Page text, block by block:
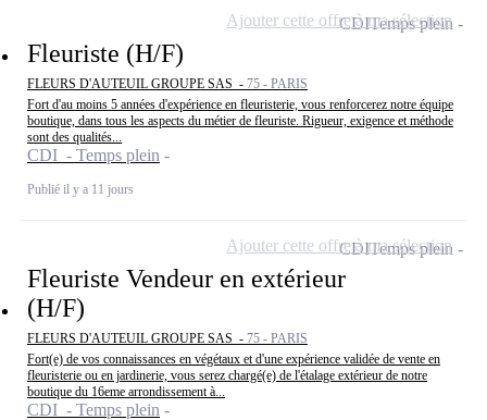
Fleuriste (H/F)
FLEURS D'AUTEUIL GROUPE SAS - 75 - PARIS
Fort d'au moins 5 années d'expérience en fleuristerie, vous renforcerez notre équipe
boutique, dans tous les aspects du métier de fleuriste. Rigueur, exigence et méthode
sont des qualités...
CDI - Temps plein
Publié il y a 11 jours
CDITemps plein
Ajouter cette offre à ma sélection
Fleuriste Vendeur en extérieur
(H/F)
FLEURS D'AUTEUIL GROUPE SAS - 75 - PARIS
Fort(e) de vos connaissances en végétaux et d'une expérience validée de vente en
fleuristerie ou en jardinerie, vous serez chargé(e) de l'étalage extérieur de notre
boutique du 16eme arrondissement à...
CDI - Temps plein
CDITemps plein
Ajouter cette offre à ma sélection